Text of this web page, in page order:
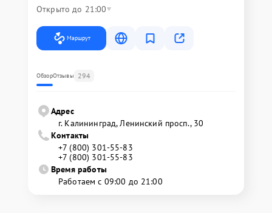
Открыто до 21:00
Маршрут
ОбзорОтзывы 294
Адрес
г. Калининград, Ленинский просп., 30
Контакты
+7 (800) 301-55-83
+7 (800) 301-55-83
Время работы
Работаем с 09:00 до 21:00